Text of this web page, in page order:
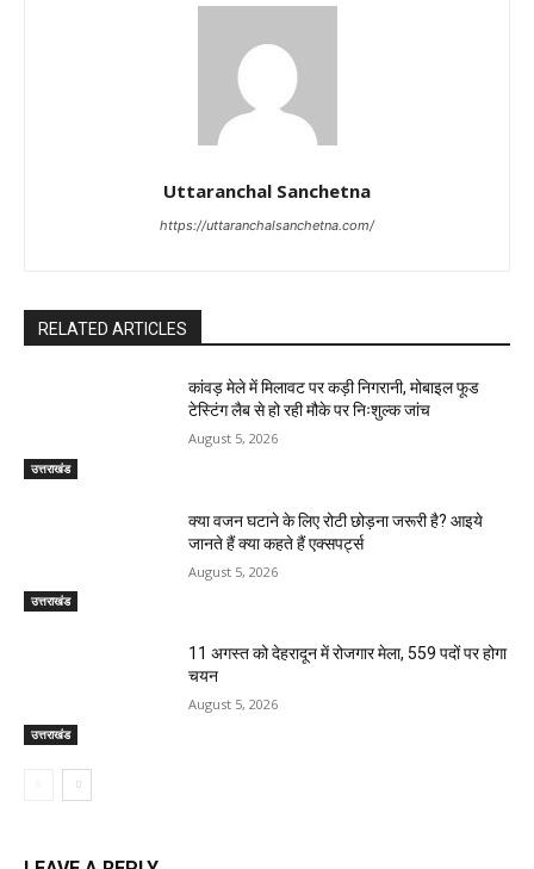
Uttaranchal Sanchetna
https://uttaranchalsanchetna.com/
RELATED ARTICLES
उत्तराखंड
कांवड़ मेले में मिलावट पर कड़ी निगरानी, मोबाइल फूड
टेस्टिंग लैब से हो रही मौके पर निःशुल्क जांच
August 5, 2026
उत्तराखंड
क्या वजन घटाने के लिए रोटी छोड़ना जरूरी है? आइये
जानते हैं क्या कहते हैं एक्सपर्ट्स
August 5, 2026
उत्तराखंड
11 अगस्त को देहरादून में रोजगार मेला, 559 पदों पर होगा
चयन
August 5, 2026